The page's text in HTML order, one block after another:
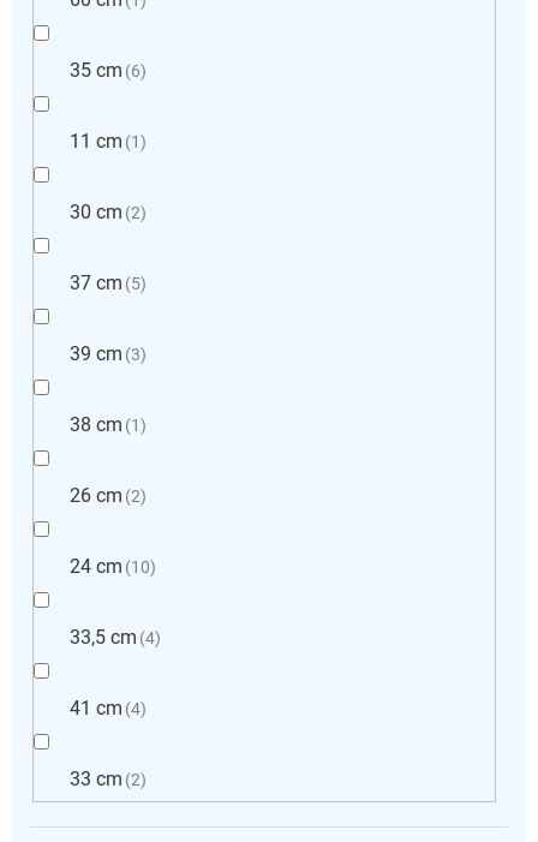
35 cm 6
11 cm 1
30 cm 2
37 cm 5
39 cm 3
38 cm 1
26 cm 2
24 cm 10
33,5 cm 4
41 cm 4
33 cm 2